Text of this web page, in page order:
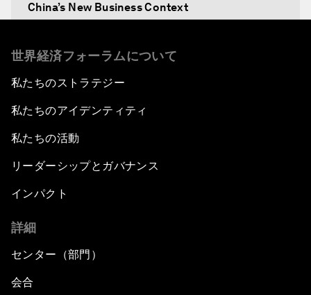
China’s New Business Context
Agenda
After the Brexit
What If: Our Virtual Life Overtakes Our Physical
Reality?
Scientific China
世界経済フォーラムについて
私たちのストラテジー
私たちのアイデンティティ
私たちの活動
リーダーシップとガバナンス
インパクト
詳細
センター（部門）
会合